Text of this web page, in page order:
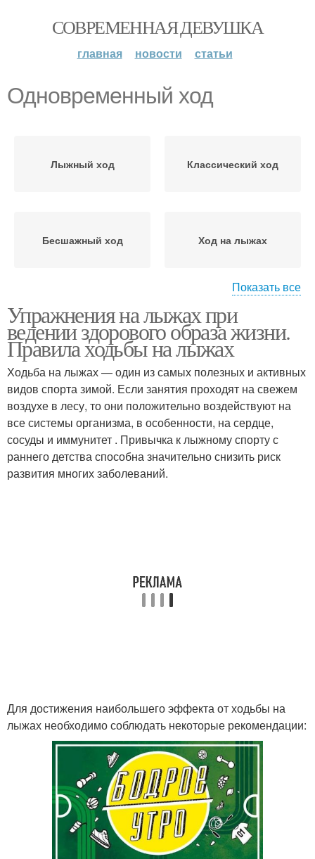
СОВРЕМЕННАЯ ДЕВУШКА
главная новости статьи
Одновременный ход
Лыжный ход Классический ход
Бесшажный ход Ход на лыжах
Двухшажный ход
Показать все
Упражнения на лыжах при
ведении здорового образа жизни.
Правила ходьбы на лыжах
Ходьба на лыжах — один из самых полезных и активных
видов спорта зимой. Если занятия проходят на свежем
воздухе в лесу, то они положительно воздействуют на
все системы организма, в особенности, на сердце,
сосуды и иммунитет . Привычка к лыжному спорту с
раннего детства способна значительно снизить риск
развития многих заболеваний.
Для достижения наибольшего эффекта от ходьбы на
лыжах необходимо соблюдать некоторые рекомендации: